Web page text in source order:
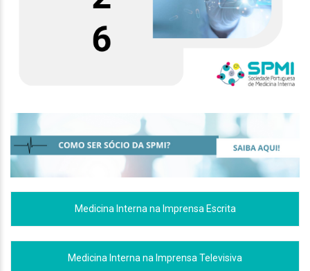
Medicina Interna na Imprensa Escrita
Medicina Interna na Imprensa Televisiva